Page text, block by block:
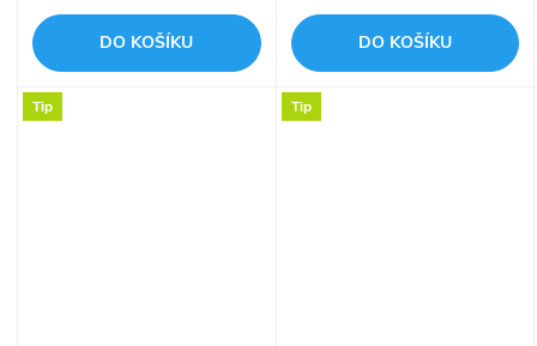
DO KOŠÍKU DO KOŠÍKU
Tip Tip